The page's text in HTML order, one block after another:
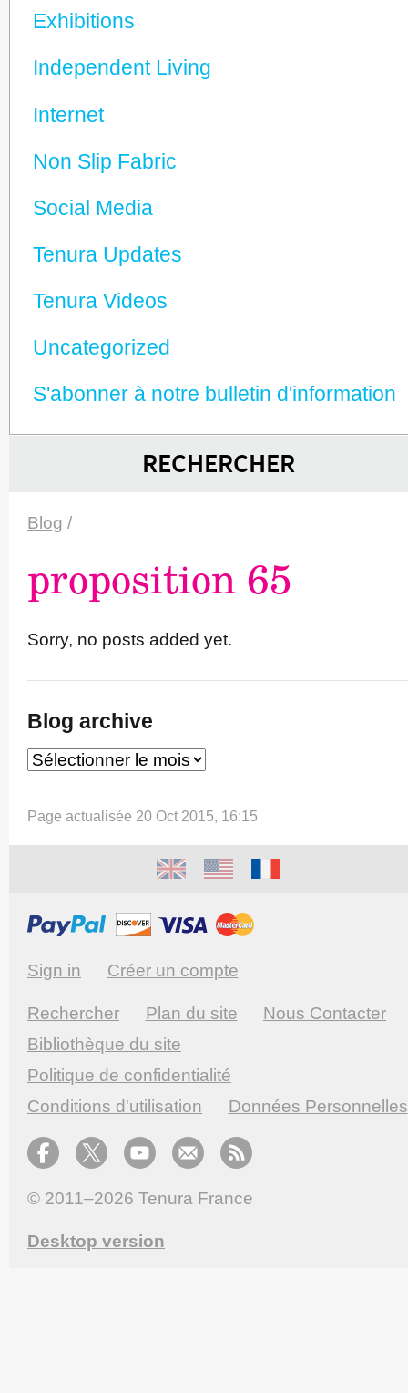
Exhibitions
Independent Living
Internet
Non Slip Fabric
Social Media
Tenura Updates
Tenura Videos
Unca­tego­rized
S'abonner à notre bulletin d'information
RECHERCHER
Blog /
proposition 65
Sorry, no posts added yet.
Blog archive
Page actualisée 20 Oct 2015, 16:15
Sign in Créer un compte
Rechercher Plan du site
Nous Contacter
Bibliothèque du site
Politique de confidentialité
Conditions d'utilisation
Données Personnelles
© 2011–2026 Tenura France
Desktop version